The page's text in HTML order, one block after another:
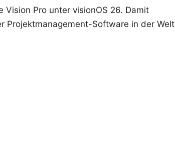
Vision Pro unter visionOS 26. Damit
Projektmanagement-Software in der Welt